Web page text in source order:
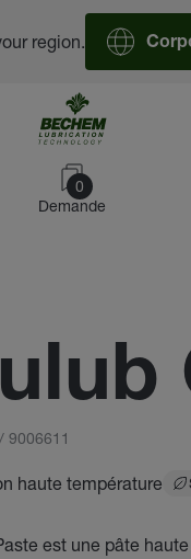
0
Demande
region.
/ 9006611
haute température
est une pâte